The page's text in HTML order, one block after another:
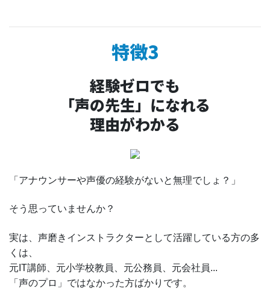
特徴3
経験ゼロでも
「声の先生」になれる
理由がわかる
「アナウンサーや声優の経験がないと無理でしょ？」
そう思っていませんか？
実は、声磨きインストラクターとして活躍している方の多
くは、
元IT講師、元小学校教員、元公務員、元会社員...
「声のプロ」ではなかった方ばかりです。